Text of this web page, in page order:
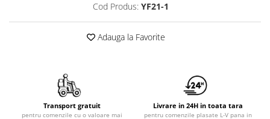
Cod Produs: YF21-1
Adauga la Favorite
Transport gratuit
pentru comenzile cu o valoare mai
Livrare in 24H in toata tara
pentru comenzile plasate L-V pana in